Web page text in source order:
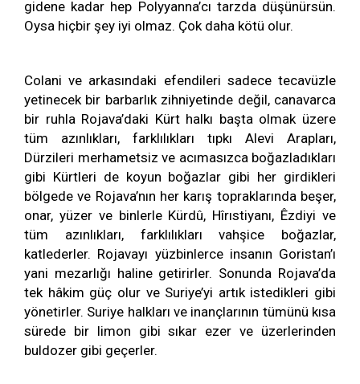
gidene kadar hep Polyyanna’cı tarzda düşünürsün.
Oysa hiçbir şey iyi olmaz. Çok daha kötü olur.
Colani ve arkasındaki efendileri sadece tecavüzle
yetinecek bir barbarlık zihniyetinde değil, canavarca
bir ruhla Rojava’daki Kürt halkı başta olmak üzere
tüm azınlıkları, farklılıkları tıpkı Alevi Arapları,
Dürzileri merhametsiz ve acımasızca boğazladıkları
gibi Kürtleri de koyun boğazlar gibi her girdikleri
bölgede ve Rojava’nın her karış topraklarında beşer,
onar, yüzer ve binlerle Kürdû, Hîrıstiyanı, Êzdiyi ve
tüm azınlıkları, farklılıkları vahşice boğazlar,
katlederler. Rojavayı yüzbinlerce insanın Goristan’ı
yani mezarlığı haline getirirler. Sonunda Rojava’da
tek hâkim güç olur ve Suriye’yi artık istedikleri gibi
yönetirler. Suriye halkları ve inançlarının tümünü kısa
sürede bir limon gibi sıkar ezer ve üzerlerinden
buldozer gibi geçerler.